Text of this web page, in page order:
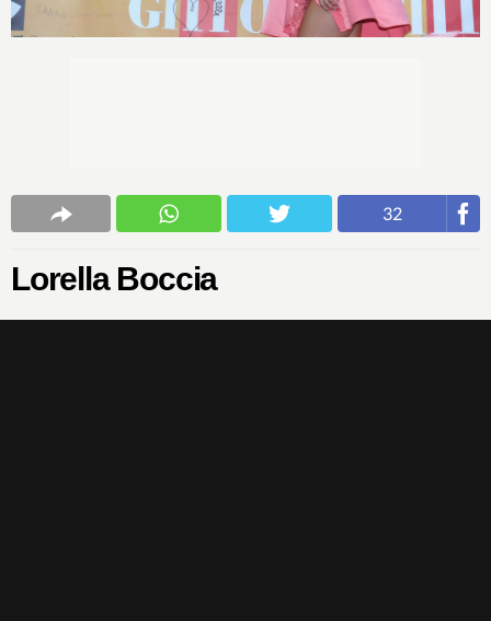
32
Lorella Boccia